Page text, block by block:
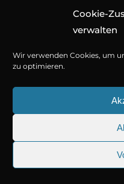
Cookie-
verwalten
Wir verwenden Cookies, um
zu optimieren.